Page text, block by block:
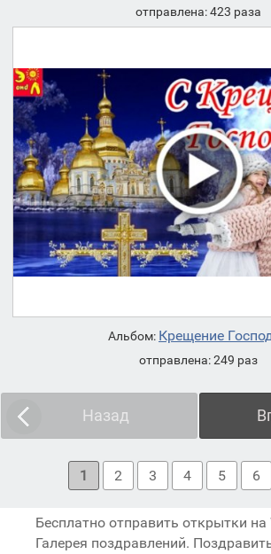
отправлена: 423 раза
Альбом: Крещение
отправлена: 249 раз
Назад
1 2 3 4 5 6
Бесплатно отправить открытки на
Галерея поздравлений.